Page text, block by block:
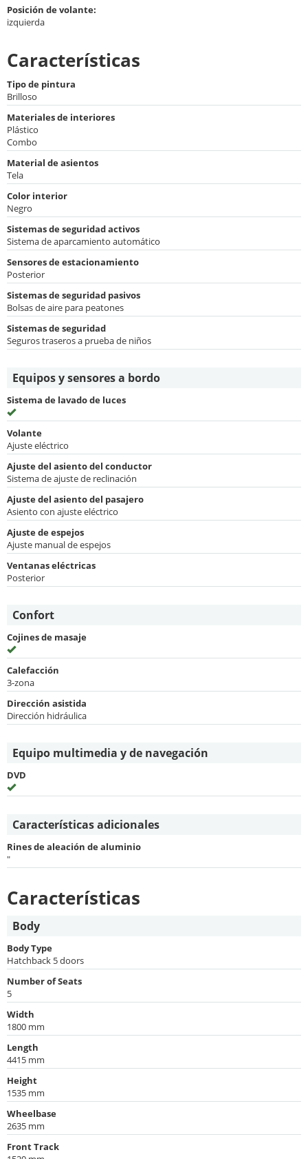
Posición de volante:
izquierda
Características
Tipo de pintura
Brilloso
Materiales de interiores
Plástico
Combo
Material de asientos
Tela
Color interior
Negro
Sistemas de seguridad activos
Sistema de aparcamiento automático
Sensores de estacionamiento
Posterior
Sistemas de seguridad pasivos
Bolsas de aire para peatones
Sistemas de seguridad
Seguros traseros a prueba de niños
Equipos y sensores a bordo
Sistema de lavado de luces
Volante
Ajuste eléctrico
Ajuste del asiento del conductor
Sistema de ajuste de reclinación
Ajuste del asiento del pasajero
Asiento con ajuste eléctrico
Ajuste de espejos
Ajuste manual de espejos
Ventanas eléctricas
Posterior
Confort
Cojines de masaje
Calefacción
3-zona
Dirección asistida
Dirección hidráulica
Equipo multimedia y de navegación
DVD
Características adicionales
Rines de aleación de aluminio
"
Características
Body
Body Type
Hatchback 5 doors
Number of Seats
5
Width
1800 mm
Length
4415 mm
Height
1535 mm
Wheelbase
2635 mm
Front Track